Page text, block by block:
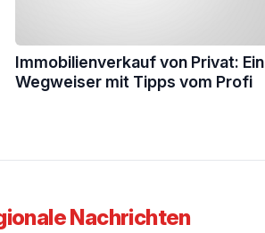
Immobilienverkauf von Privat: Ein
Wegweiser mit Tipps vom Profi
Nachrichten